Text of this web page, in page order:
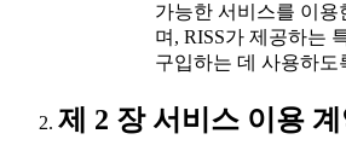
가능한 서비스를 이용
며, RISS가 제공하는
구입하는 데 사용하도
제 2 장 서비스 이용